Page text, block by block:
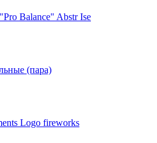
Balance" Abstr Ise
(пара)
Logo fireworks